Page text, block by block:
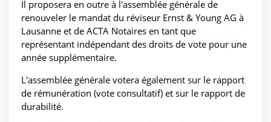
Il proposera en outre à l'assemblée générale de
renouveler le mandat du réviseur Ernst & Young AG à
Lausanne et de ACTA Notaires en tant que
représentant indépendant des droits de vote pour une
année supplémentaire.
L'assemblée générale votera également sur le rapport
de rémunération (vote consultatif) et sur le rapport de
durabilité.